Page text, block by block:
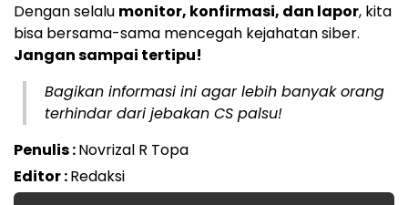
Dengan selalu monitor, konfirmasi, dan lapor, kita
bisa bersama-sama mencegah kejahatan siber.
Jangan sampai tertipu!
Bagikan informasi ini agar lebih banyak orang
terhindar dari jebakan CS palsu!
Penulis :Novrizal R Topa
Editor :Redaksi